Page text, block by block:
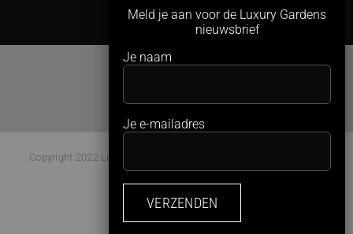
Copyright 2022 Luxury Gardens Magazine | All Rights Reserved |
Webdesign:Studio Kaboem!
Facebook
Instagram
Meld je aan voor de Luxury Gardens
nieuwsbrief
Je naam
Je e-mailadres